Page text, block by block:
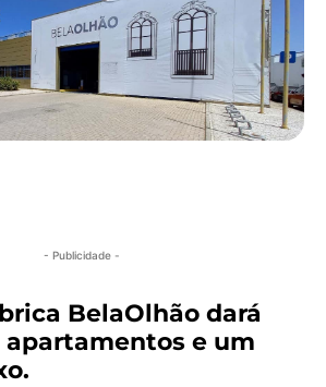
- Publicidade -
BelaOlhão dará
apartamentos e um